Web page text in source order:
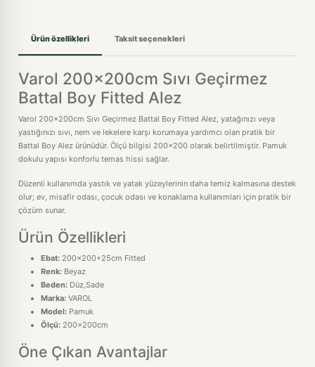
Ürün özellikleri Taksit seçenekleri
Varol 200x200cm Sıvı Geçirmez
Battal Boy Fitted Alez
Varol 200x200cm Sıvı Geçirmez Battal Boy Fitted Alez, yatağınızı veya
yastığınızı sıvı, nem ve lekelere karşı korumaya yardımcı olan pratik bir
Battal Boy Alez ürünüdür. Ölçü bilgisi 200x200 olarak belirtilmiştir. Pamuk
dokulu yapısı konforlu temas hissi sağlar.
Düzenli kullanımda yastık ve yatak yüzeylerinin daha temiz kalmasına destek
olur; ev, misafir odası, çocuk odası ve konaklama kullanımları için pratik bir
çözüm sunar.
Ürün Özellikleri
Ebat: 200x200+25cm Fitted
Renk: Beyaz
Beden: Düz,Sade
Marka: VAROL
Model: Pamuk
Ölçü: 200x200cm
Öne Çıkan Avantajlar